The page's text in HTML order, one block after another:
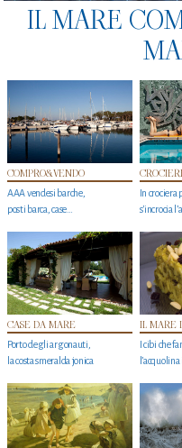
IL MARE
COMPRO&VENDO
AAA vendesi barche,
posti barca, case…
In crociera
s'incrocia
CASE DA MARE
Porto degli argonauti,
la costa smeralda jonica
IL MARE
I cibi che